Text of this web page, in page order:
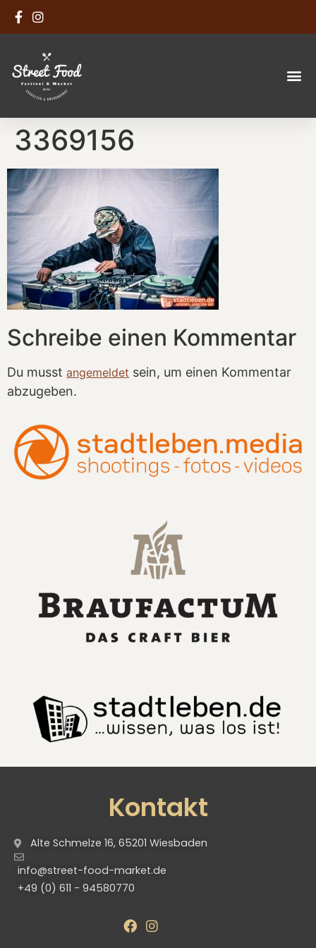
3369156
Schreibe einen Kommentar
Du musst angemeldet sein, um einen Kommentar
abzugeben.
Kontakt
Alte Schmelze 16, 65201 Wiesbaden
info@street-food-market.de
+49 (0) 611 - 94580770